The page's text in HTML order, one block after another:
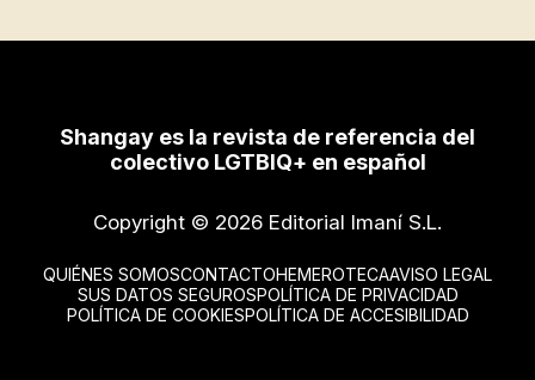
Shangay es la revista de referencia del
colectivo LGTBIQ+ en español
Copyright © 2026 Editorial Imaní S.L.
QUIÉNES SOMOSCONTACTOHEMEROTECAAVISO LEGAL
SUS DATOS SEGUROSPOLÍTICA DE PRIVACIDAD
POLÍTICA DE COOKIESPOLÍTICA DE ACCESIBILIDAD